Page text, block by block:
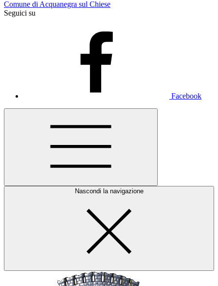
Comune di Acquanegra sul Chiese
Seguici su
Facebook
Nascondi la navigazione